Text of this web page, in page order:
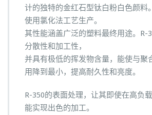
计的独特的金红石型钛白粉白色颜料。
使用氯化法工艺生产。
其性能涵盖广泛的塑料最终用途。R-
分散性和加工性，
并具有极低的挥发物含量，能使与聚
用降到最小，提高耐久性和亮度。
R-350的表面处理，让其即使在高负
能实现出色的加工。